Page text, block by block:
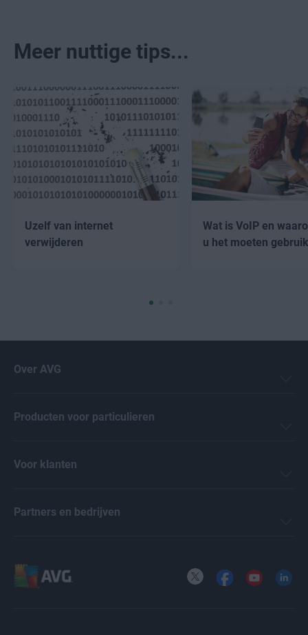
Meer nuttige tips...
Uzelf van internet
verwijderen
Wat is VoIP en
u het moeten
Over AVG
Producten voor particulieren
Voor klanten
Partners en bedrijven